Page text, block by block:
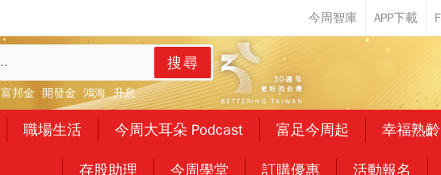
搜尋
富邦金 開發金 鴻海 升息
職場生活 今周大耳朵 Podcast 富足今周起 幸福熟齡
存股助理 今周學堂 訂購優惠 活動報名